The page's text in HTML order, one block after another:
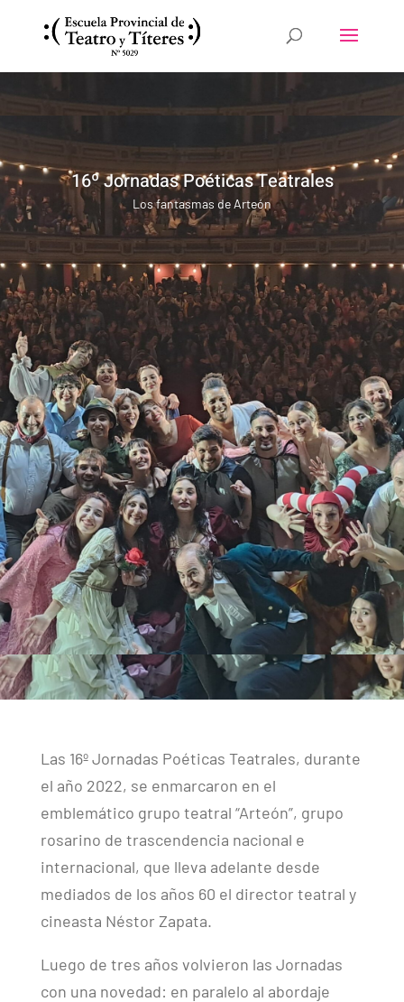
16º Jornadas Poéticas Teatrales
Los fantasmas de Arteón
Las 16º Jornadas Poéticas Teatrales, durante
el año 2022, se enmarcaron en el
emblemático grupo teatral “Arteón”, grupo
rosarino de trascendencia nacional e
internacional, que lleva adelante desde
mediados de los años 60 el director teatral y
cineasta Néstor Zapata.
Luego de tres años volvieron las Jornadas
con una novedad: en paralelo al abordaje